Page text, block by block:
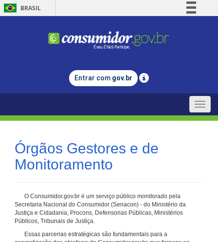
BRASIL
Comunica BR
Legislação
Entrar com gov.br
Toggle
Órgãos Gestores e de
Monitoramento
O Consumidor.gov.br é um serviço público monitorado pela
Secretaria Nacional do Consumidor (Senacon) - do Ministério da
Justiça e Cidadania, Procons, Defensorias Públicas, Ministérios
Públicos, Tribunais de Justiça.
Essas parcerias estratégicas são fundamentais para a